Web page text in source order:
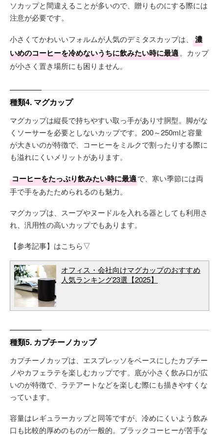
ソカップと間違えることが多いので、贈りものにする際には
注意が必要です。
小さくてかわいいフォルムが人気のデミタスカップは、
濃
いめのコーヒーを冷めないうちに飲みたい時に最適。カップ
が小さく置き場所にも困りません。
種類4. マグカップ
マグカップは縦長で持ちやすい取っ手があり寸胴型。脚がな
くソーサーを必要としないカップです。200～250mlと容量
が大きいのが特徴で、コーヒーをミルクで割ったりする際に
も溢れにくいメリットがあります。
コーヒーをたっぷり飲みたい時に最適で、寒い季節には両
手で手をあたためられるのも魅力。
マグカップは、スープやヌードルを入れる器としても利用さ
れ、汎用性の高いカップでもあります。
【参考記事】はこちら▽
オフィス・会社向けマグカップのおすすめ
人気ランキング23選【2025】
種類5. カプチーノカップ
カプチーノカップは、エスプレッソをベースにしたカプチー
ノやカフェラテを楽しむカップです。底が小さく飲み口が広
いのが特徴で、ラテアートなどを楽しむ際にも描きやすくな
っています。
容量はレギュラーカップと同等ですが、冷めにくいよう飲み
口も比較的厚めのものが一般的。ブラックコーヒーが苦手な